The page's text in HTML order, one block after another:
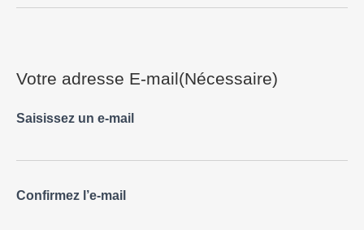
Votre adresse E-mail(Nécessaire)
Saisissez un e-mail
Confirmez l’e-mail